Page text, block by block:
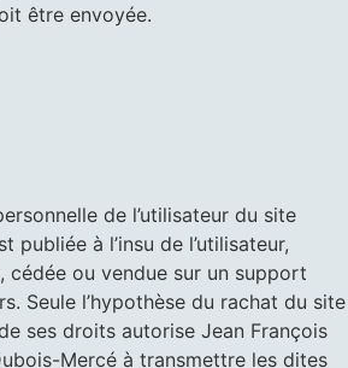
être envoyée.
de l’utilisateur du site
publiée à l’insu de l’utilisateur,
cédée ou vendue sur un support
Seule l’hypothèse du rachat du site
ses droits autorise Jean François
Mercé à transmettre les dites